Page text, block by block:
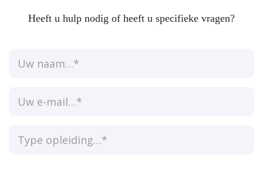
Heeft u hulp nodig of heeft u specifieke vragen?